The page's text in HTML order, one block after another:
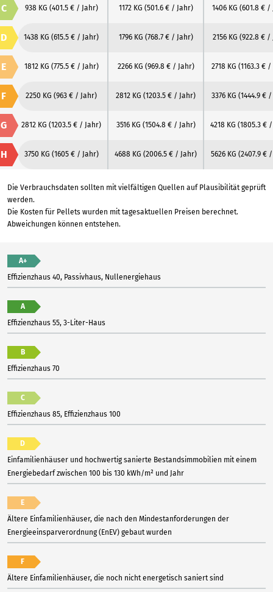
C 938 KG (401.5 € / Jahr) 1172 KG (501.6 € / Jahr) 1406 KG (601.8 € /
D 1438 KG (615.5 € / Jahr) 1796 KG (768.7 € / Jahr) 2156 KG (922.8 € /
E 1812 KG (775.5 € / Jahr) 2266 KG (969.8 € / Jahr) 2718 KG (1163.3 €
F 2250 KG (963 € / Jahr) 2812 KG (1203.5 € / Jahr) 3376 KG (1444.9 €
G 2812 KG (1203.5 € / Jahr) 3516 KG (1504.8 € / Jahr) 4218 KG (1805.3 €
H 3750 KG (1605 € / Jahr) 4688 KG (2006.5 € / Jahr) 5626 KG (2407.9 €
Die Verbrauchsdaten sollten mit vielfältigen Quellen auf Plausibilität geprüft
werden.
Die Kosten für Pellets wurden mit tagesaktuellen Preisen berechnet.
Abweichungen können entstehen.
A+
Effizienzhaus 40, Passivhaus, Nullenergiehaus
A
Effizienzhaus 55, 3-Liter-Haus
B
Effizienzhaus 70
C
Effizienzhaus 85, Effizienzhaus 100
D
Einfamilienhäuser und hochwertig sanierte Bestandsimmobilien mit einem
Energiebedarf zwischen 100 bis 130 kWh/m² und Jahr
E
Ältere Einfamilienhäuser, die nach den Mindestanforderungen der
Energieeinsparverordnung (EnEV) gebaut wurden
F
Ältere Einfamilienhäuser, die noch nicht energetisch saniert sind